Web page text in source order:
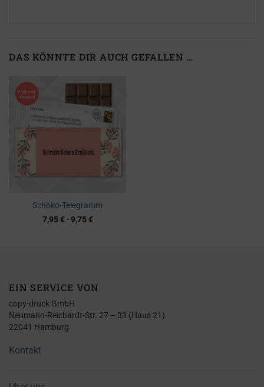
DAS KÖNNTE DIR AUCH GEFALLEN …
Schoko-Telegramm
7,95€-9,75€
EIN SERVICE VON
copy-druck GmbH
Neumann-Reichardt-Str. 27 – 33 (Haus 21)
22041 Hamburg
Kontakt